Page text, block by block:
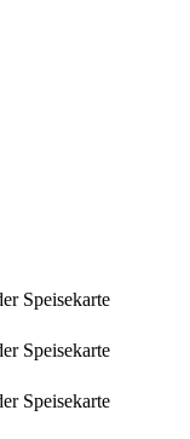
Speisekarte
Speisekarte
Speisekarte